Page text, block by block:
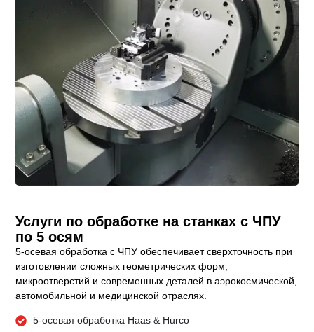
Услуги по обработке на станках с ЧПУ
по 5 осям
5-осевая обработка с ЧПУ обеспечивает сверхточность при
изготовлении сложных геометрических форм,
микроотверстий и современных деталей в аэрокосмической,
автомобильной и медицинской отраслях.
5-осевая обработка Haas & Hurco